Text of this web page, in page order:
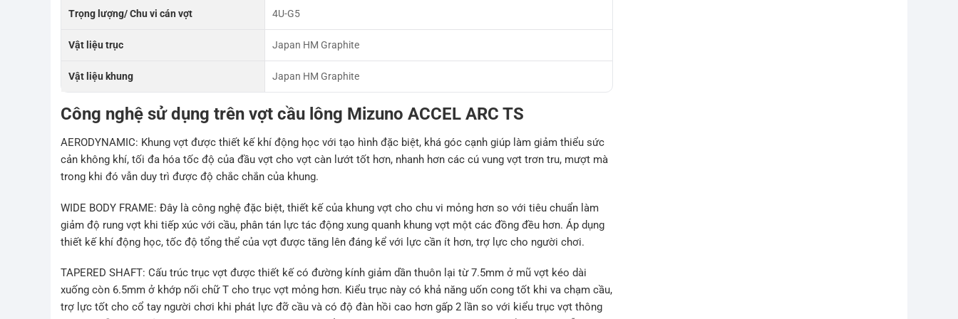
Trọng lượng/ Chu vi cán vợt 4U-G5
Vật liệu trục Japan HM Graphite
Vật liệu khung Japan HM Graphite
Công nghệ sử dụng trên vợt cầu lông Mizuno ACCEL ARC TS
AERODYNAMIC: Khung vợt được thiết kế khí động học với tạo hình đặc biệt, khá góc cạnh giúp làm giảm thiểu sức
cản không khí, tối đa hóa tốc độ của đầu vợt cho vợt càn lướt tốt hơn, nhanh hơn các cú vung vợt trơn tru, mượt mà
trong khi đó vẫn duy trì được độ chắc chắn của khung.
WIDE BODY FRAME: Đây là công nghệ đặc biệt, thiết kế của khung vợt cho chu vi mỏng hơn so với tiêu chuẩn làm
giảm độ rung vợt khi tiếp xúc với cầu, phân tán lực tác động xung quanh khung vợt một các đồng đều hơn. Áp dụng
thiết kế khí động học, tốc độ tổng thể của vợt được tăng lên đáng kể với lực cần ít hơn, trợ lực cho người chơi.
TAPERED SHAFT: Cấu trúc trục vợt được thiết kế có đường kính giảm dần thuôn lại từ 7.5mm ở mũ vợt kéo dài
xuống còn 6.5mm ở khớp nối chữ T cho trục vợt mỏng hơn. Kiểu trục này có khả năng uốn cong tốt khi va chạm cầu,
trợ lực tốt cho cổ tay người chơi khi phát lực đỡ cầu và có độ đàn hồi cao hơn gấp 2 lần so với kiểu trục vợt thông